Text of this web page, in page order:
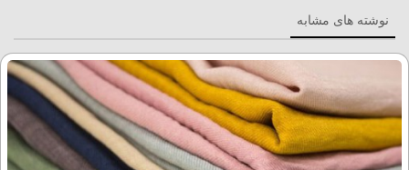
نوشته های مشابه